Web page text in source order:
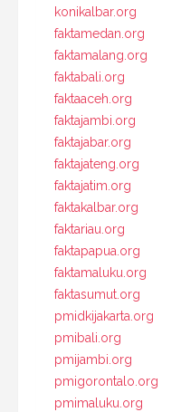
konikalbar.org
faktamedan.org
faktamalang.org
faktabali.org
faktaaceh.org
faktajambi.org
faktajabar.org
faktajateng.org
faktajatim.org
faktakalbar.org
faktariau.org
faktapapua.org
faktamaluku.org
faktasumut.org
pmidkijakarta.org
pmibali.org
pmijambi.org
pmigorontalo.org
pmimaluku.org